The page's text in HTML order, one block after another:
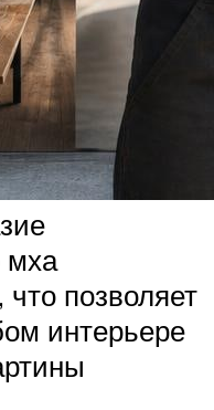
мха
позволяет
интерьере